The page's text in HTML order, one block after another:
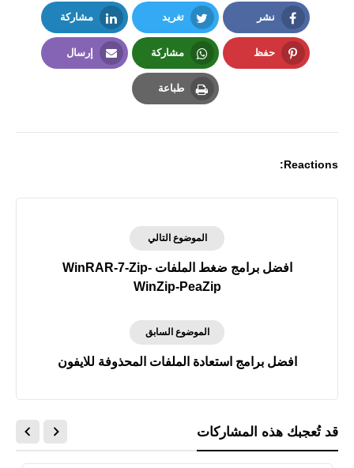
نشر
Facebook
تغريد
Twitter
مشاركة
LinkedIn
حفظ مشاركة
Whatsapp
إرسال
طباعة
Reactions:
الموضوع التالي
افضل برامج ضغط الملفات WinRAR-7-Zip-
WinZip-PeaZip
الموضوع السابق
افضل برامج استعادة الملفات المحذوفة للايفون
قد تُعجبك هذه المشاركات